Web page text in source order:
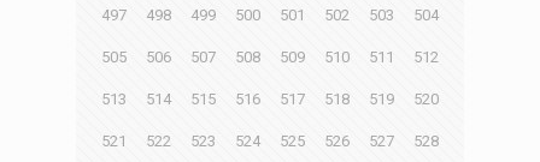
497 498 499 500 501 502 503 504
505 506 507 508 509 510 511 512
513 514 515 516 517 518 519 520
521 522 523 524 525 526 527 528